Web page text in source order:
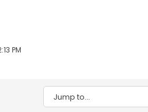
PM
Jump to...